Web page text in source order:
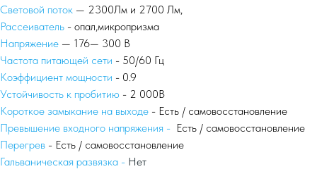
Световой поток — 2300Лм и 2700 Лм,
Рассеиватель - опал,микропризма
Напряжение — 176— 300 В
Частота питающей сети - 50/60 Гц
Коэффициент мощности - 0.9
Устойчивость к пробитию - 2 000В
Короткое замыкание на выходе - Есть / самовосстановление
Превышение входного напряжения - Есть / самовосстановление
Перегрев - Есть / самовосстановление
Гальваническая развязка - Нет